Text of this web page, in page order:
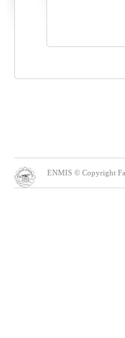
ENMIS © Copyright